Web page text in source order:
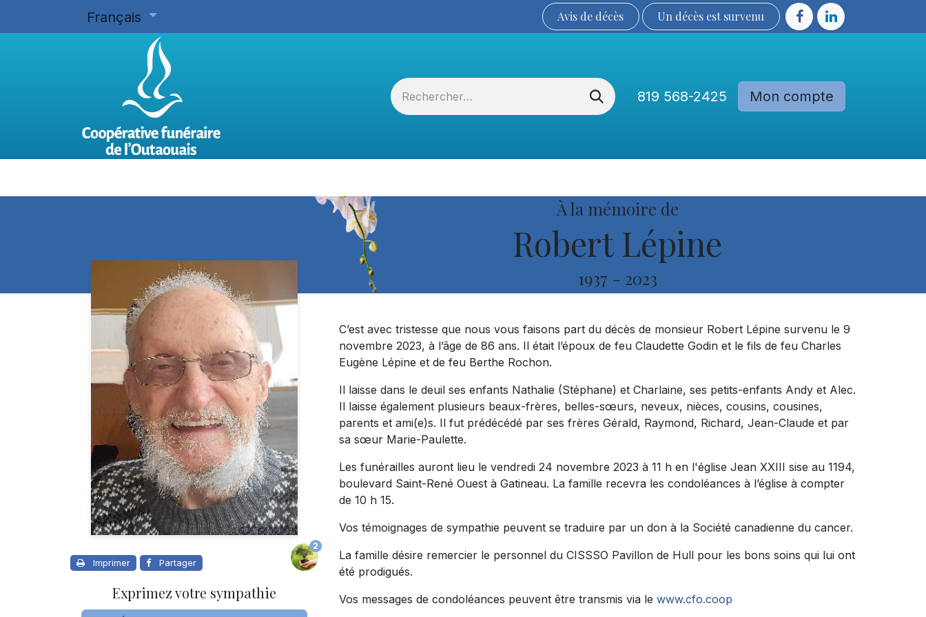
Français Avis de décès Un décès est sur​​​​​​​​ve​nu​​​​​​​​​​
819 568-2425 Mon compte
À la mémoire de
Robert Lépine
1937 - 2023
Imprimer Partager
2
Exprimez votre sympathie
C’est avec tristesse que nous vous faisons part du décès de monsieur Robert Lépine survenu le 9
novembre 2023, à l’âge de 86 ans. Il était l’époux de feu Claudette Godin et le fils de feu Charles
Eugène Lépine et de feu Berthe Rochon.
Il laisse dans le deuil ses enfants Nathalie (Stéphane) et Charlaine, ses petits-enfants Andy et Alec.
Il laisse également plusieurs beaux-frères, belles-sœurs, neveux, nièces, cousins, cousines,
parents et ami(e)s. Il fut prédécédé par ses frères Gérald, Raymond, Richard, Jean-Claude et par
sa sœur Marie-Paulette.
Les funérailles auront lieu le vendredi 24 novembre 2023 à 11 h en l'église Jean XXIII sise au 1194,
boulevard Saint-René Ouest à Gatineau. La famille recevra les condoléances à l’église à compter
de 10 h 15.
Vos témoignages de sympathie peuvent se traduire par un don à la Société canadienne du cancer.
La famille désire remercier le personnel du CISSSO Pavillon de Hull pour les bons soins qui lui ont
été prodigués.
Vos messages de condoléances peuvent être transmis via le www.cfo.coop